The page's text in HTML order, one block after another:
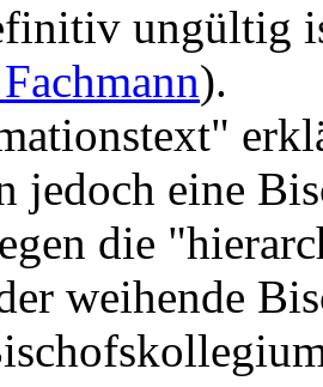
ungültig
).
jedoch eine
die
weihende